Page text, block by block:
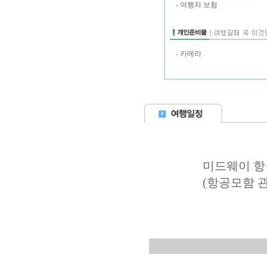
- 여행자 보험
- 카메라
미드웨이 항공모
(항공모함 관람